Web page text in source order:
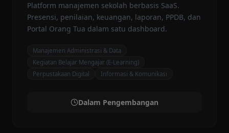
Platform manajemen sekolah berbasis SaaS.
Presensi, penilaian, keuangan, laporan, PPDB, dan
Portal Orang Tua dalam satu dashboard.
Manajemen Administrasi & Data
Kegiatan Belajar Mengajar (E-Learning)
Perpustakaan Digital
Informasi & Komunikasi
Dalam Pengembangan